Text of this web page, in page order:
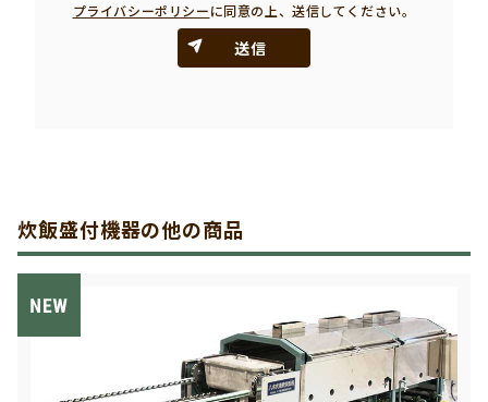
プライバシーポリシーに同意の上、送信してください。
送信
炊飯盛付機器の他の商品